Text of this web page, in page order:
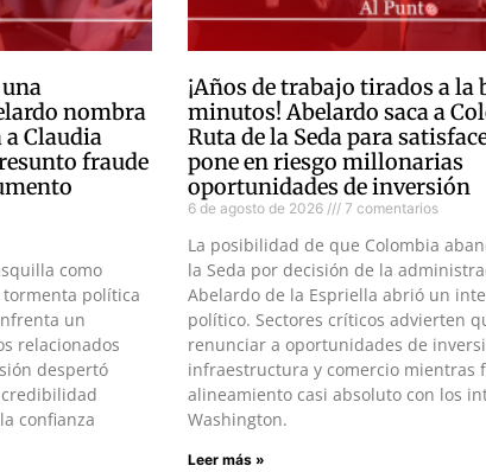
nombra
Claudia
fraude
como
política
un
relacionados
despertó
confianza
¡Años de trabajo tirados a la
minutos! Abelardo saca a
Ruta de la Seda para
pone en riesgo millonarias
oportunidades de inversión
6 de agosto de 2026 7 comentarios
La posibilidad de que Colombia
la Seda por decisión de la
Abelardo de la Espriella abrió un
político. Sectores críticos advierten
renunciar a oportunidades de
infraestructura y comercio mientras
alineamiento casi absoluto con los
Washington.
Leer más »